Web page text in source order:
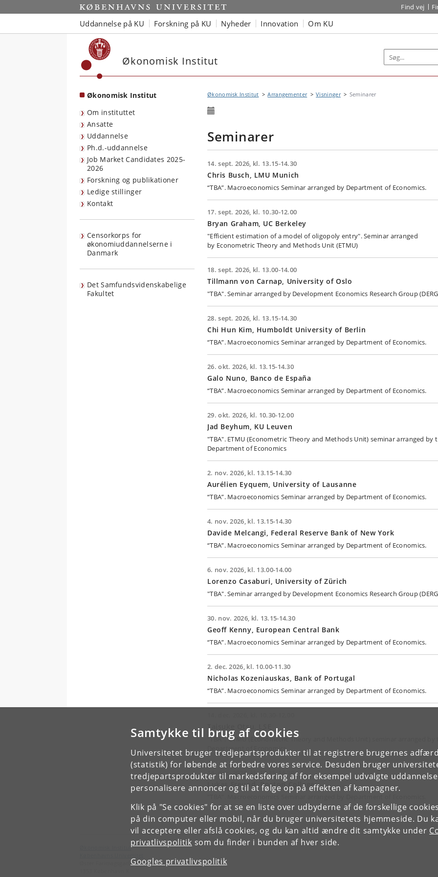
Samtykke til brug af cookies
Universitetet bruger tredjepartsprodukter til at registrere brugernes
(statistik) for løbende at forbedre vores service. Desuden bruger
tredjepartsprodukter til markedsføring af for eksempel udvalgte
personalisere annoncer og til at følge op på effekten af kampagner.
Klik på "Se cookies" for at se en liste over udbyderne af de forskellige
på din computer eller mobil, når du bruger universitetets hjemmeside. Du
vil acceptere eller afslå cookies, og du kan altid ændre dit samtykke under
privatlivspolitik som du finder i bunden af hver side.
Googles privatlivspolitik
Start Find vej
Uddannelse på KU Forskning på KU Nyheder Innovation Om KU
Økonomisk Institut
Økonomisk Institut
Om instituttet
Ansatte
Uddannelse
Ph.d.-uddannelse
Job Market Candidates 2025-
2026
Forskning og publikationer
Ledige stillinger
Kontakt
Censorkorps for
økonomiuddannelserne i
Danmark
Det Samfundsvidenskabelige
Fakultet
Økonomisk Institut Arrangementer Visninger Seminarer
Seminarer
14. sept. 2026, kl. 13.15-14.30
Chris Busch, LMU Munich
“TBA”. Macroeconomics Seminar arranged by Department of Economics.
17. sept. 2026, kl. 10.30-12.00
Bryan Graham, UC Berkeley
"Efficient estimation of a model of oligopoly entry". Seminar arranged
by Econometric Theory and Methods Unit (ETMU)
18. sept. 2026, kl. 13.00-14.00
Tillmann von Carnap, University of Oslo
"TBA". Seminar arranged by Development Economics Research Group
28. sept. 2026, kl. 13.15-14.30
Chi Hun Kim, Humboldt University of Berlin
“TBA”. Macroeconomics Seminar arranged by Department of Economics.
26. okt. 2026, kl. 13.15-14.30
Galo Nuno, Banco de España
“TBA”. Macroeconomics Seminar arranged by Department of Economics.
29. okt. 2026, kl. 10.30-12.00
Jad Beyhum, KU Leuven
"TBA". ETMU (Econometric Theory and Methods Unit) seminar arranged by
Department of Economics
2. nov. 2026, kl. 13.15-14.30
Aurélien Eyquem, University of Lausanne
“TBA”. Macroeconomics Seminar arranged by Department of Economics.
4. nov. 2026, kl. 13.15-14.30
Davide Melcangi, Federal Reserve Bank of New York
“TBA”. Macroeconomics Seminar arranged by Department of Economics.
6. nov. 2026, kl. 13.00-14.00
Lorenzo Casaburi, University of Zürich
"TBA". Seminar arranged by Development Economics Research Group
30. nov. 2026, kl. 13.15-14.30
Geoff Kenny, European Central Bank
“TBA”. Macroeconomics Seminar arranged by Department of Economics.
2. dec. 2026, kl. 10.00-11.30
Nicholas Kozeniauskas, Bank of Portugal
“TBA”. Macroeconomics Seminar arranged by Department of Economics.
Taisuke Otsu, LSE
"TBA". ETMU (Econometric Theory and Methods Unit) seminar arranged by
Department of Economics
14. dec. 2026, kl. 13.15-14.30
Lukas Freund, Boston College
Økonomisk Institut
Øster Farimagsgade 5, bygning 26